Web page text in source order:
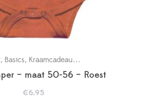
, Basics, Kraamcadeaus ,
– maat 50-56 – Roest
€6.95